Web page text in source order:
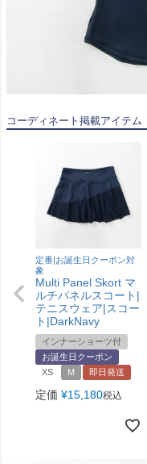
コーディネート掲載アイテム
定番|お誕生日クーポン対
象
Multi Panel Skort マ
ルチパネルスコート|
テニスウェア|スコー
ト|DarkNavy
インナーショーツ付
お誕生日クーポン
XS
M 即日発送
定価 ¥15,180税込